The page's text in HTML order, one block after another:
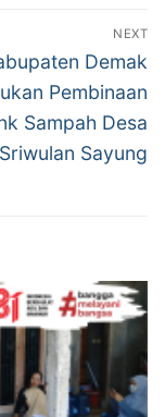
NEXT
Demak
Pembinaan
Sampah Desa
Sriwulan Sayung